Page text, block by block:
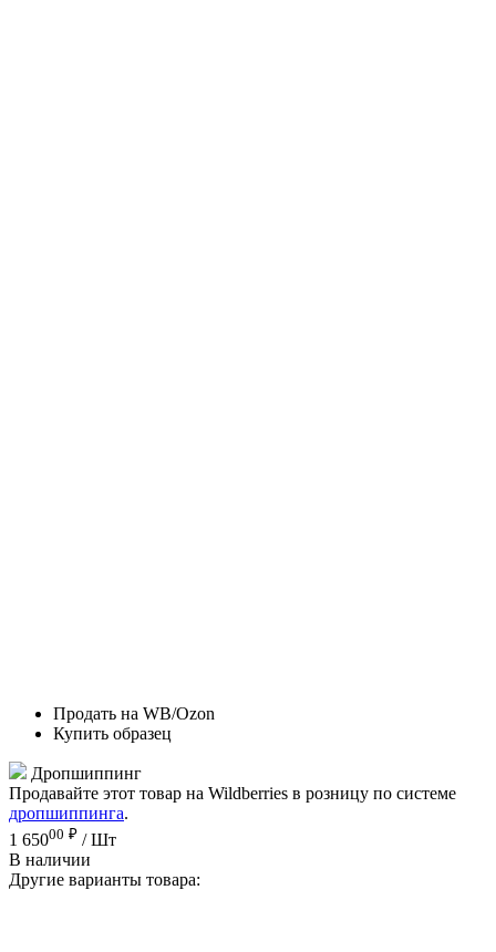
Продать на WB/Ozon
Купить образец
Дропшиппинг
Продавайте этот товар на Wildberries в розницу по системе
дропшиппинга.
1 65000 ₽ / Шт
В наличии
Другие варианты товара: